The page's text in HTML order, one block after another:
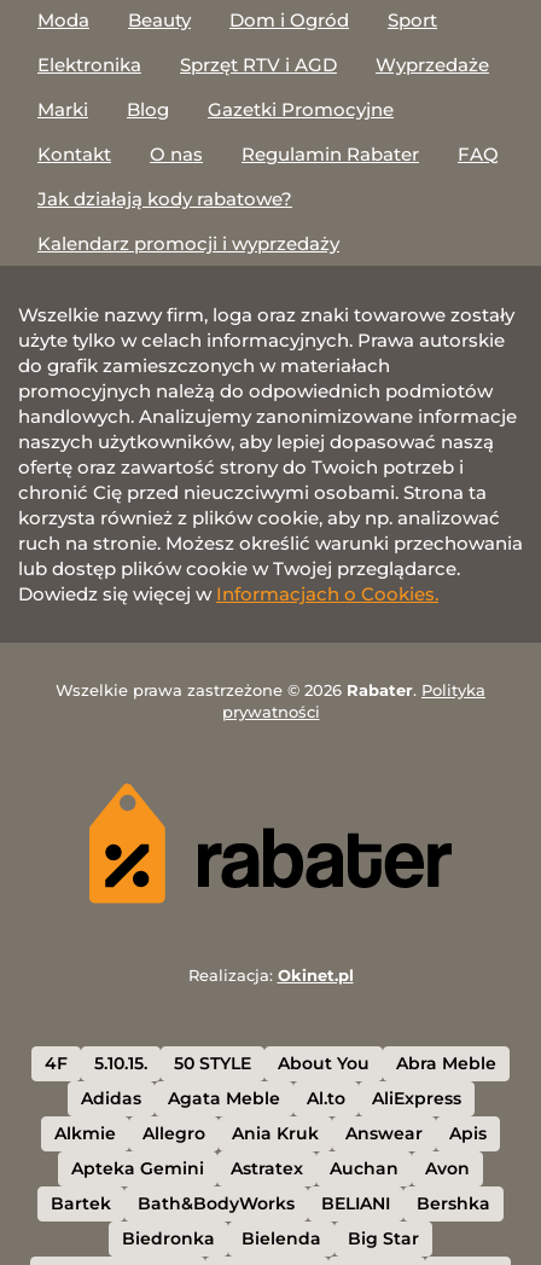
Moda Beauty Dom i Ogród
Sport
Elektronika
Sprzęt RTV i AGD
Wyprzedaże
Marki
Blog
Gazetki Promocyjne
Kontakt
O nas Regulamin Rabater
FAQ
Jak działają kody rabatowe?
Kalendarz promocji i wyprzedaży
Wszelkie nazwy firm, loga oraz znaki towarowe zostały
użyte tylko w celach informacyjnych. Prawa autorskie
do grafik zamieszczonych w materiałach
promocyjnych należą do odpowiednich podmiotów
handlowych. Analizujemy zanonimizowane informacje
naszych użytkowników, aby lepiej dopasować naszą
ofertę oraz zawartość strony do Twoich potrzeb i
chronić Cię przed nieuczciwymi osobami. Strona ta
korzysta również z plików cookie, aby np. analizować
ruch na stronie. Możesz określić warunki przechowania
lub dostęp plików cookie w Twojej przeglądarce.
Dowiedz się więcej w Informacjach o Cookies.
Wszelkie prawa zastrzeżone © 2026 Rabater. Polityka
prywatności
Realizacja: Okinet.pl
4F 5.10.15. 50 STYLE About You
Abra Meble
Adidas
Agata Meble Al.to
AliExpress
Alkmie
Allegro Ania Kruk Answear
Apis
Apteka Gemini
Astratex Auchan
Avon
Bartek
Bath&BodyWorks BELIANI
Bershka
Biedronka
Bielenda
Big Star